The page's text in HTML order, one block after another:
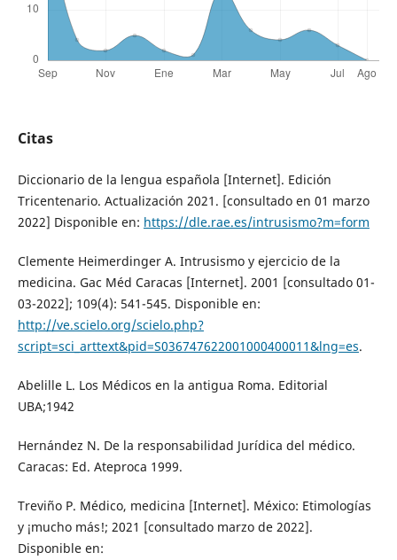
Citas
Diccionario de la lengua española [Internet]. Edición
Tricentenario. Actualización 2021. [consultado en 01 marzo
2022] Disponible en: https://dle.rae.es/intrusismo?m=form
Clemente Heimerdinger A. Intrusismo y ejercicio de la
medicina. Gac Méd Caracas [Internet]. 2001 [consultado 01-
03-2022]; 109(4): 541-545. Disponible en:
http://ve.scielo.org/scielo.php?
script=sci_arttext&pid=S036747622001000400011&lng=es.
Abelille L. Los Médicos en la antigua Roma. Editorial
UBA;1942
Hernández N. De la responsabilidad Jurídica del médico.
Caracas: Ed. Ateproca 1999.
Treviño P. Médico, medicina [Internet]. México: Etimologías
y ¡mucho más!; 2021 [consultado marzo de 2022].
Disponible en: